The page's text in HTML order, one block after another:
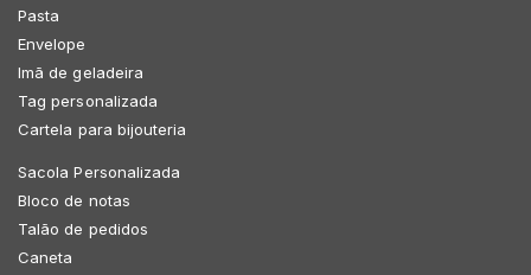
Pasta
Envelope
Imã de geladeira
Tag personalizada
Cartela para bijouteria
Sacola Personalizada
Bloco de notas
Talão de pedidos
Caneta